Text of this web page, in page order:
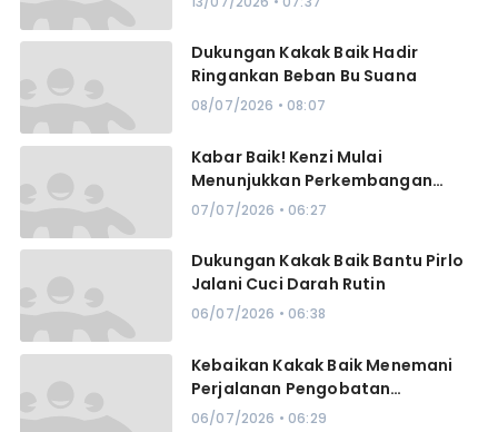
Dukungan Kakak Baik Hadir
Ringankan Beban Bu Suana
08/07/2026 • 08:07
Kabar Baik! Kenzi Mulai
Menunjukkan Perkembangan
Positif
07/07/2026 • 06:27
Dukungan Kakak Baik Bantu Pirlo
Jalani Cuci Darah Rutin
06/07/2026 • 06:38
Kebaikan Kakak Baik Menemani
Perjalanan Pengobatan
Adriansyah
06/07/2026 • 06:29